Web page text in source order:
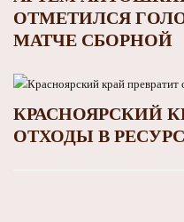
ОТМЕТИЛСЯ
МАТЧЕ СБОРНОЙ
КРАСНОЯРСКИЙ
ОТХОДЫ В РЕСУРС